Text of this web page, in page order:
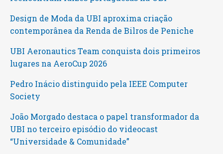
Design de Moda da UBI aproxima criação
contemporânea da Renda de Bilros de Peniche
UBI Aeronautics Team conquista dois primeiros
lugares na AeroCup 2026
Pedro Inácio distinguido pela IEEE Computer
Society
João Morgado destaca o papel transformador da
UBI no terceiro episódio do videocast
“Universidade & Comunidade”